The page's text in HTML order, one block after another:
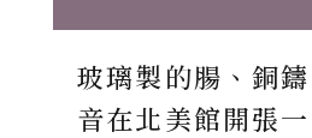
玻璃製的腸、銅
音在北美館開張